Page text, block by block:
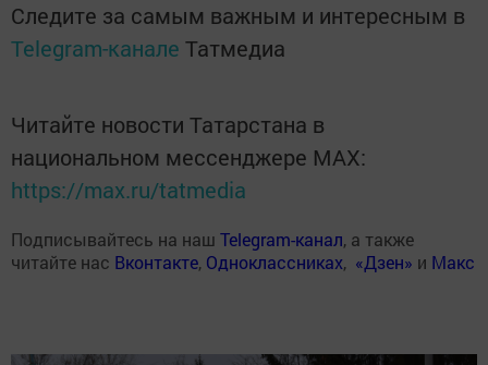
Следите за самым важным и интересным в
Telegram-канале Татмедиа
Читайте новости Татарстана в
национальном мессенджере MАХ:
https://max.ru/tatmedia
Подписывайтесь на наш Telegram-канал, а также
читайте нас Вконтакте, Одноклассниках, «Дзен» и Макс